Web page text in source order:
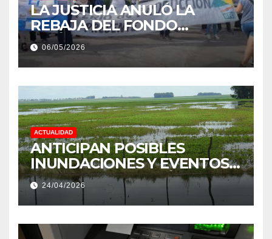
LA JUSTICIA ANULÓ LA
REBAJA DEL FONDO
ESTÍMULO A EMPLEADOS DE
PRODUCCIÓN DE LA
PROVINCIA DEL CHACO
06/05/2026
ACTUALIDAD
ANTICIPAN POSIBLES
INUNDACIONES Y EVENTOS
EXTREMOS: “PODRÍA SER UN
NIÑO MUY IMPORTANTE”
24/04/2026